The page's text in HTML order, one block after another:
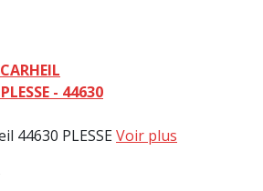
- 44630
44630 PLESSEVoir plus